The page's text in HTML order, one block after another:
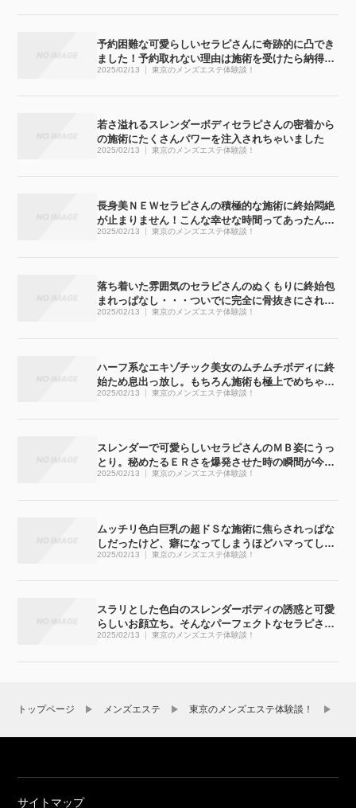
予約困難な可愛らしいセラピさんに奇跡的に凸でき
ました！予約取れない理由は施術を受けたら納得で
す
2025/02/13 東京のメンズエステ体験談！
若さ溢れるスレンダーボディセラピさんの密着から
の施術にたくさんパワーを注入されちゃいました
2025/02/13 東京のメンズエステ体験談！
長身美ＮＥＷセラピさんの積極的な施術に終始悶絶
が止まりません！こんな幸せな時間ってあったんで
すね
2025/02/13 東京のメンズエステ体験談！
落ち着いた雰囲気のセラピさんのぬくもりに終始包
まれっぱなし・・・ついでに完全に骨抜きにされち
ゃいました
2025/02/13 東京のメンズエステ体験談！
ハーフ系なエキゾチック美女のムチムチボディに終
始ため息出っ放し。もちろん施術も極上でめちゃく
ちゃ気持ち良かったです
2025/02/13 東京のメンズエステ体験談！
スレンダーで可愛らしいセラピさんのＭＢ姿にうっ
とり。秘めたるＥＲさを爆発させた時の瞬間が今で
も忘れられません
2025/02/13 東京のメンズエステ体験談！
ムッチリ色白巨乳の超ドＳな施術に焦らされっぱな
しだったけど、癖になってしまうほどハマってしま
いました
2025/02/13 東京のメンズエステ体験談！
スラリとした色白のスレンダーボディの誘惑と可愛
らしいお顔立ち。そんなパーフェクトなセラピさん
と濃密な時間が過ごせてしまいました
2025/02/13 東京のメンズエステ体験談！
トップページ メンズエステ 東京のメンズエステ体験談！
サイトマップ